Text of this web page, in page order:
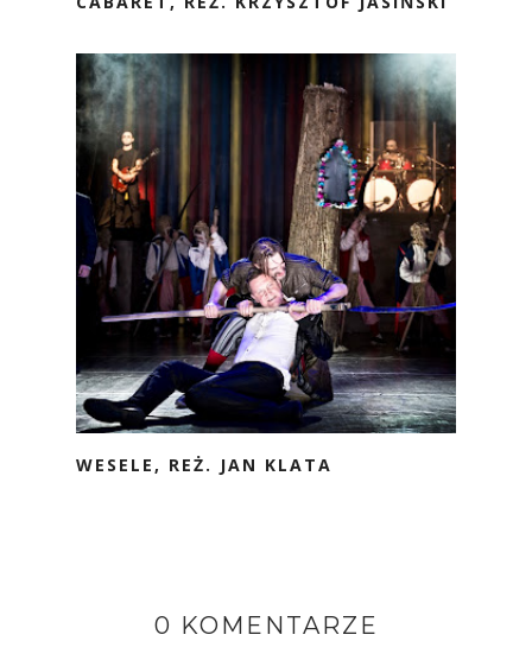
WESELE, REŻ. JAN KLATA
0 KOMENTARZE